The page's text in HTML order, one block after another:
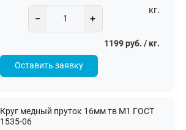
− +
кг.
1199 руб. / кг.
Оставить заявку
Круг медный пруток 16мм тв М1 ГОСТ
1535-06